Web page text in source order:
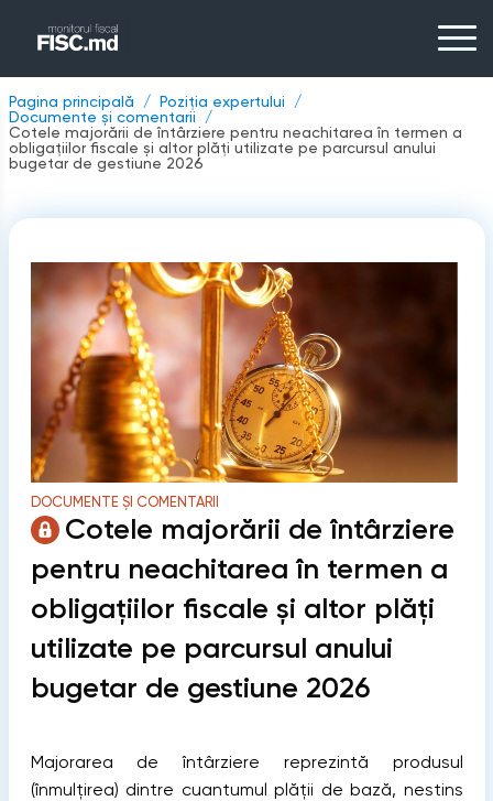
Pagina principală
Poziția expertului
Documente și comentarii
Cotele majorării de întârziere pentru neachitarea în termen a
obligațiilor fiscale și altor plăți utilizate pe parcursul anului
bugetar de gestiune 2026
DOCUMENTE ȘI COMENTARII
Cotele majorării de întârziere
pentru neachitarea în termen a
obligațiilor fiscale și altor plăți
utilizate pe parcursul anului
bugetar de gestiune 2026
Majorarea de întârziere reprezintă produsul
(înmulțirea) dintre cuantumul plății de bază, nestins